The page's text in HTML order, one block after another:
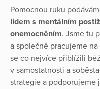
Pomocnou ruku
lidem s mentálním
onemocněním. Jsme tu
a společně pracujeme
se co nejvíce přiblížili
v samostatnosti a
strategie a podporujeme